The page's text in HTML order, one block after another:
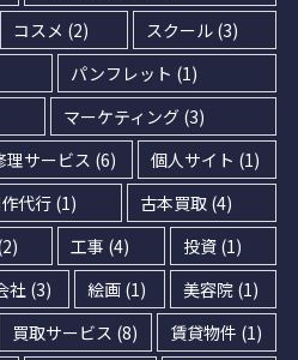
コスメ (2) スクール(3)
パンフレット (1)
マーケティング(3)
理サービス (6) 個人サイト (1)
代行 (1) 古本買取(4)
工事 (4) 投資(1)
社 (3) 絵画 (1) 美容院(1)
買取サービス (8) 賃貸物件 (1)